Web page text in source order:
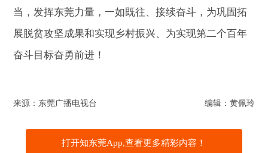
当，发挥东莞力量，一如既往、接续奋斗，为巩固拓
展脱贫攻坚成果和实现乡村振兴、为实现第二个百年
奋斗目标奋勇前进！
来源：东莞广播电视台 编辑：黄佩玲
打开知东莞App,查看更多精彩内容！